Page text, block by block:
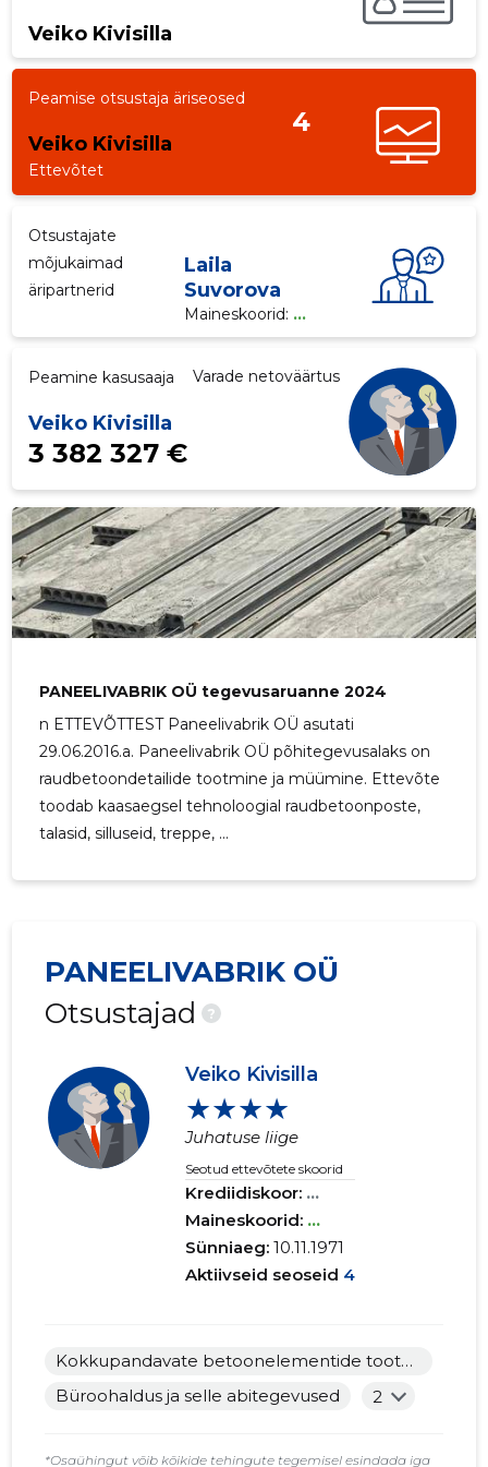
Veiko Kivisilla
Peamise otsustaja äriseosed
Veiko Kivisilla
4
Ettevõtet
Otsustajate
mõjukaimad
äripartnerid
Laila
Suvorova
Maineskoorid: ...
Peamine kasusaaja
Veiko Kivisilla
Varade netoväärtus
3 382 327 €
PANEELIVABRIK OÜ tegevusaruanne 2024
n ETTEVÕTTEST Paneelivabrik OÜ asutati
29.06.2016.a. Paneelivabrik OÜ põhitegevusalaks on
raudbetoondetailide tootmine ja müümine. Ettevõte
toodab kaasaegsel tehnoloogial raudbetoonposte,
talasid, silluseid, treppe, ...
PANEELIVABRIK OÜ
Otsustajad
?
Veiko Kivisilla
★★★★
Juhatuse liige
Seotud ettevõtete skoorid
Krediidiskoor: ...
Maineskoorid: ...
Sünniaeg:10.11.1971
Aktiivseid seoseid 4
Kokkupandavate betoonelementide tootmine
Büroohaldus ja selle abitegevused
2
*Osaühingut võib kõikide tehingute tegemisel esindada iga